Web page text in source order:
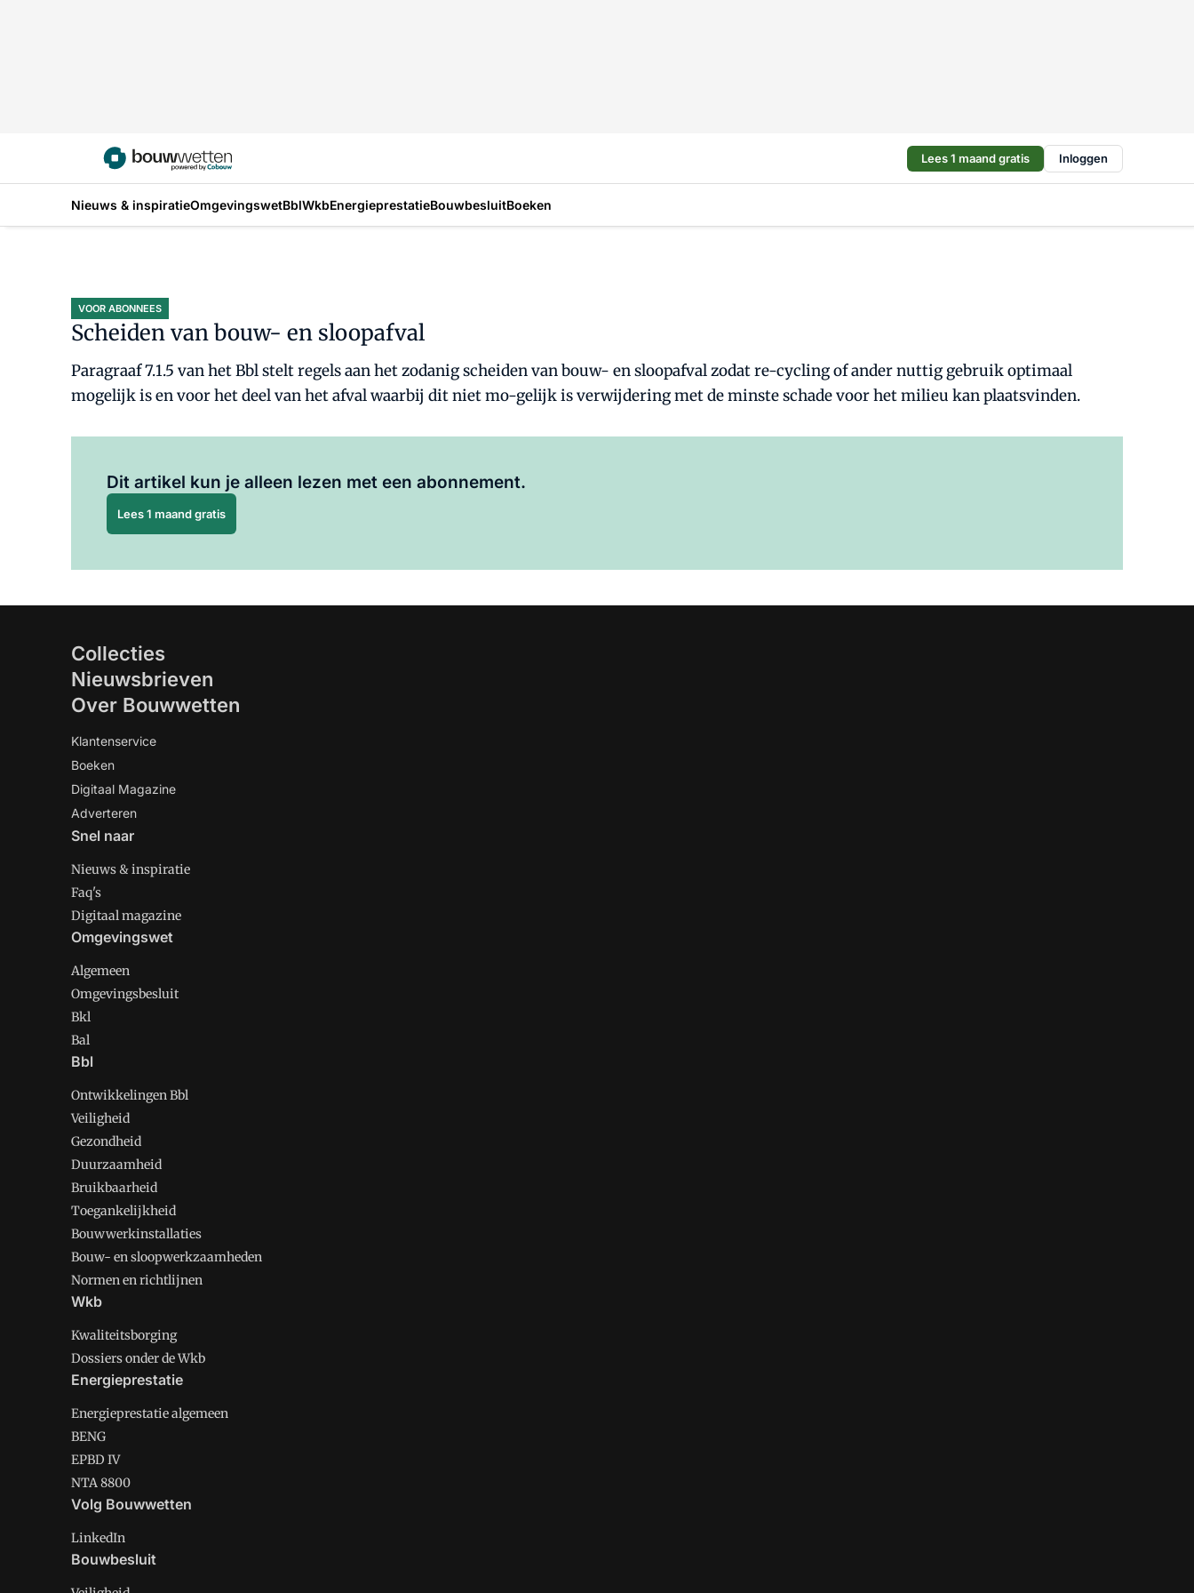
Lees 1 maand gratis Inloggen
Nieuws & inspiratieOmgevingswetBblWkbEnergieprestatieBouwbesluitBoeken
VOOR ABONNEES
Scheiden van bouw- en sloopafval
Paragraaf 7.1.5 van het Bbl stelt regels aan het zodanig scheiden van bouw- en sloopafval zodat re-cycling of ander nuttig gebruik optimaal
mogelijk is en voor het deel van het afval waarbij dit niet mo-gelijk is verwijdering met de minste schade voor het milieu kan plaatsvinden.
Dit artikel kun je alleen lezen met een abonnement.
Lees 1 maand gratis
Collecties
Nieuwsbrieven
Over Bouwwetten
Klantenservice
Boeken
Digitaal Magazine
Adverteren
Snel naar
Nieuws & inspiratie
Faq's
Digitaal magazine
Omgevingswet
Algemeen
Omgevingsbesluit
Bkl
Bal
Bbl
Ontwikkelingen Bbl
Veiligheid
Gezondheid
Duurzaamheid
Bruikbaarheid
Toegankelijkheid
Bouwwerkinstallaties
Bouw- en sloopwerkzaamheden
Normen en richtlijnen
Wkb
Kwaliteitsborging
Dossiers onder de Wkb
Energieprestatie
Energieprestatie algemeen
BENG
EPBD IV
NTA 8800
Volg Bouwwetten
LinkedIn
Bouwbesluit